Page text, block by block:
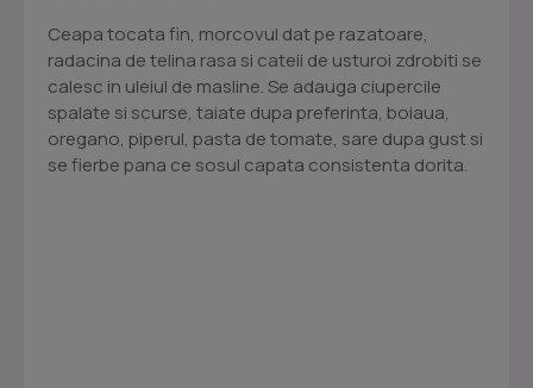
Ceapa tocata fin, morcovul dat pe razatoare,
radacina de telina rasa si cateii de usturoi zdrobiti se
calesc in uleiul de masline. Se adauga ciupercile
spalate si scurse, taiate dupa preferinta, boiaua,
oregano, piperul, pasta de tomate, sare dupa gust si
se fierbe pana ce sosul capata consistenta dorita.